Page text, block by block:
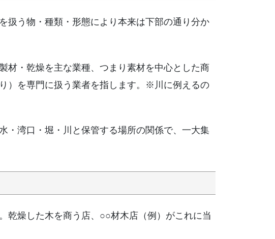
扱う物・種類・形態により本来は下部の通り分か
材・乾燥を主な業種、つまり素材を中心とした商
）を専門に扱う業者を指します。※川に例えるの
・湾口・堀・川と保管する場所の関係で、一大集
乾燥した木を商う店、○○材木店（例）がこれに当